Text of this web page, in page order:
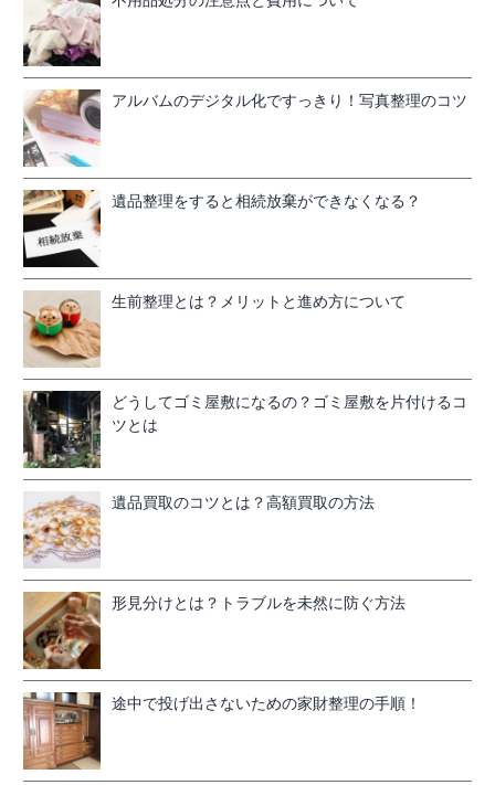
アルバムのデジタル化ですっきり！写真整理のコツ
遺品整理をすると相続放棄ができなくなる？
生前整理とは？メリットと進め方について
どうしてゴミ屋敷になるの？ゴミ屋敷を片付けるコ
ツとは
遺品買取のコツとは？高額買取の方法
形見分けとは？トラブルを未然に防ぐ方法
途中で投げ出さないための家財整理の手順！